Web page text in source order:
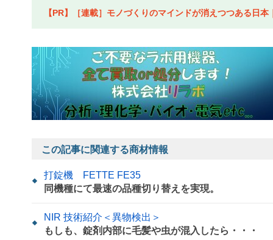
【PR】［連載］モノづくりのマインドが消えつつある日
この記事に関連する商材情報
打錠機 FETTE FE35
同機種にて最速の品種切り替えを実現。
NIR 技術紹介＜異物検出＞
もしも、錠剤内部に毛髪や虫が混入したら・・・